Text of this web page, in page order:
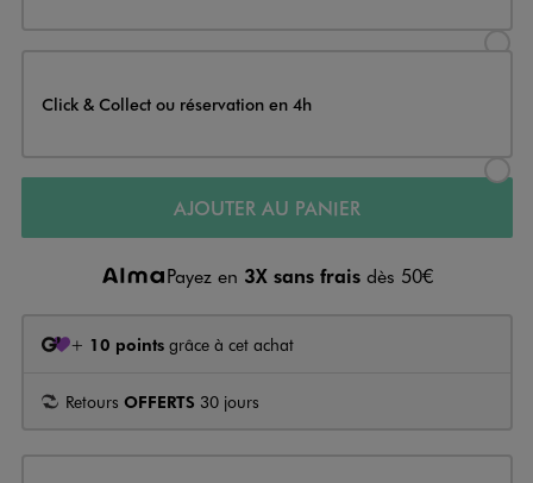
Click & Collect ou réservation en 4h
AJOUTER AU PANIER
Payez en 3X sans frais dès 50€
+ 10 points grâce à cet achat
Retours OFFERTS 30 jours